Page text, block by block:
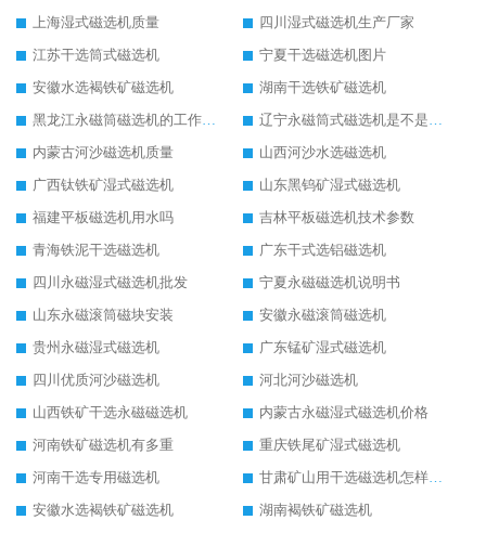
上海湿式磁选机质量
四川湿式磁选机生产厂家
江苏干选筒式磁选机
宁夏干选磁选机图片
安徽水选褐铁矿磁选机
湖南干选铁矿磁选机
黑龙江永磁筒磁选机的工作原理
辽宁永磁筒式磁选机是不是强磁
内蒙古河沙磁选机质量
山西河沙水选磁选机
广西钛铁矿湿式磁选机
山东黑钨矿湿式磁选机
福建平板磁选机用水吗
吉林平板磁选机技术参数
青海铁泥干选磁选机
广东干式选铝磁选机
四川永磁湿式磁选机批发
宁夏永磁磁选机说明书
山东永磁滚筒磁块安装
安徽永磁滚筒磁选机
贵州永磁湿式磁选机
广东锰矿湿式磁选机
四川优质河沙磁选机
河北河沙磁选机
山西铁矿干选永磁磁选机
内蒙古永磁湿式磁选机价格
河南铁矿磁选机有多重
重庆铁尾矿湿式磁选机
河南干选专用磁选机
甘肃矿山用干选磁选机怎样调磁
安徽水选褐铁矿磁选机
湖南褐铁矿磁选机